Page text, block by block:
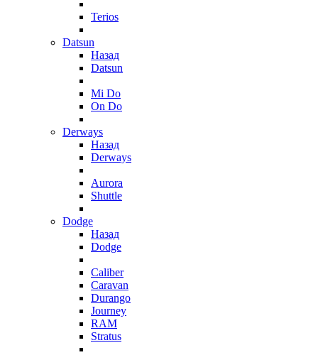
Terios
Datsun
Назад
Datsun
Mi Do
On Do
Derways
Назад
Derways
Aurora
Shuttle
Dodge
Назад
Dodge
Caliber
Caravan
Durango
Journey
RAM
Stratus